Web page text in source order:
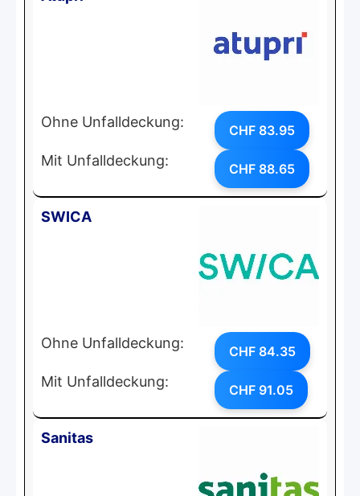
Ohne Unfalldeckung: CHF 83.95
Mit Unfalldeckung: CHF 88.65
SWICA
Ohne Unfalldeckung: CHF 84.35
Mit Unfalldeckung: CHF 91.05
Sanitas